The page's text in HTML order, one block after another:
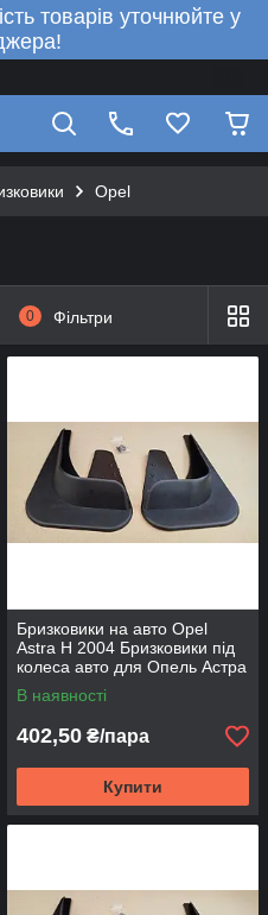
товарів уточнюйте у
Opel
0 Фільтри
Бризковики на авто Opel
Astra H 2004 Бризковики під
колеса авто для Опель Астра
Н 2004 Бризговики задній
універсальні
В наявності
402,50 ₴/пара
Купити